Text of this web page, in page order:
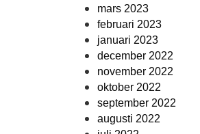
mars 2023
februari 2023
januari 2023
december 2022
november 2022
oktober 2022
september 2022
augusti 2022